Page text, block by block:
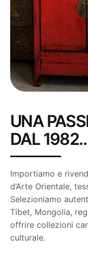
UNA
DAL 1982..
Importiamo e
d’Arte Orientale,
Selezioniamo
Tibet, Mongolia,
offrire collezioni
culturale.